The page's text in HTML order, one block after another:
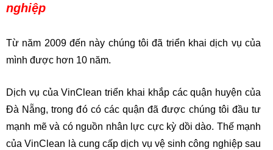
nghiệp
Từ năm 2009 đến này chúng tôi đã triển khai dịch vụ của
mình được hơn 10 năm.
Dịch vụ của VinClean triển khai khắp các quận huyện của
Đà Nẵng, trong đó có các quận đã được chúng tôi đầu tư
mạnh mẽ và có nguồn nhân lực cực kỳ dồi dào. Thế mạnh
của VinClean là cung cấp dịch vụ vệ sinh công nghiệp sau